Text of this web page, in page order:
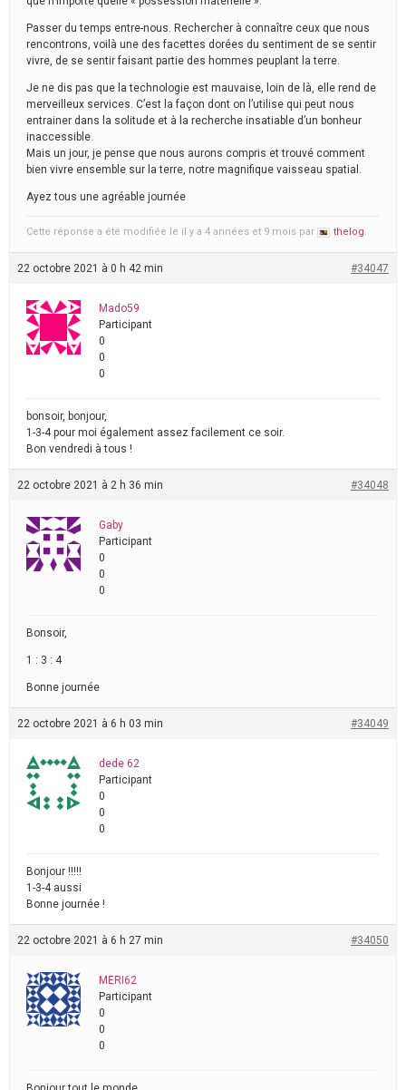
Passer du temps entre-nous. Rechercher à connaître ceux que nous
rencontrons, voilà une des facettes dorées du sentiment de se sentir
vivre, de se sentir faisant partie des hommes peuplant la terre.
Je ne dis pas que la technologie est mauvaise, loin de là, elle rend de
merveilleux services. C’est la façon dont on l’utilise qui peut nous
entrainer dans la solitude et à la recherche insatiable d’un bonheur
inaccessible.
Mais un jour, je pense que nous aurons compris et trouvé comment
bien vivre ensemble sur la terre, notre magnifique vaisseau spatial.
Ayez tous une agréable journée
Cette réponse a été modifiée le il y a 4 années et 9 mois par thelog.
22 octobre 2021 à 0 h 42 min #34047
Mado59
Participant
0
0
0
bonsoir, bonjour,
1-3-4 pour moi également assez facilement ce soir.
Bon vendredi à tous !
22 octobre 2021 à 2 h 36 min #34048
Gaby
Participant
0
0
0
Bonsoir,
1 : 3 : 4
Bonne journée
22 octobre 2021 à 6 h 03 min #34049
dede 62
Participant
0
0
0
Bonjour !!!!!
1-3-4 aussi
Bonne journée !
22 octobre 2021 à 6 h 27 min #34050
MERI62
Participant
0
0
0